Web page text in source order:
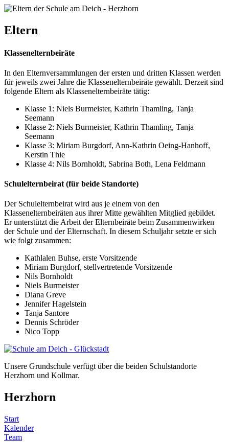
Eltern
Klassenelternbeiräte
In den Elternversammlungen der ersten und dritten Klassen werden
für jeweils zwei Jahre die Klassenelternbeiräte gewählt. Derzeit sind
folgende Eltern als Klassenelternbeiräte tätig:
Klasse 1: Niels Burmeister, Kathrin Thamling, Tanja
Seemann
Klasse 2: Niels Burmeister, Kathrin Thamling, Tanja
Seemann
Klasse 3: Miriam Burgdorf, Ann-Kathrin Oeing-Hanhoff,
Kerstin Thie
Klasse 4: Nils Bornholdt, Sabrina Both, Lena Feldmann
Schulelternbeirat (für beide Standorte)
Der Schulelternbeirat wird aus je einem von den
Klassenelternbeiräten aus ihrer Mitte gewählten Mitglied gebildet.
Er unterstützt die Arbeit der Elternbeiräte beim Zusammenwirken
der Schule und der Elternschaft. In diesem Schuljahr setzte er sich
wie folgt zusammen:
Kathlalen Buhse, erste Vorsitzende
Miriam Burgdorf, stellvertretende Vorsitzende
Nils Bornholdt
Niels Burmeister
Diana Greve
Jennifer Hagelstein
Tanja Santore
Dennis Schröder
Nico Topp
Unsere Grundschule verfügt über die beiden Schulstandorte
Herzhorn und Kollmar.
Herzhorn
Start
Kalender
Team